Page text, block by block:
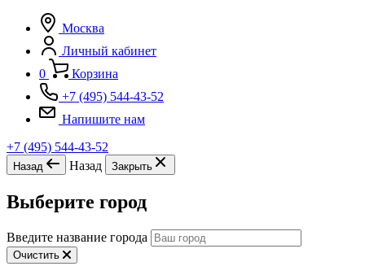
Москва
Личный кабинет
0
Корзина
+7 (495) 544-43-52
Напишите нам
+7 (495) 544-43-52
Назад Назад Закрыть
Выберите город
Введите название города
Очистить